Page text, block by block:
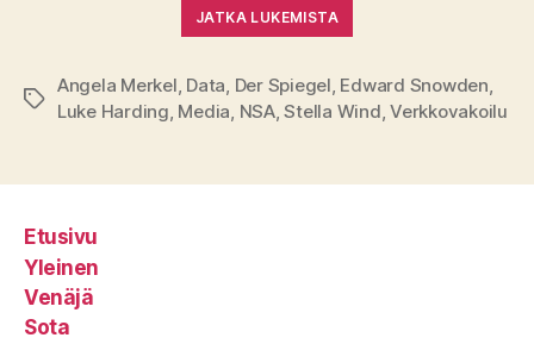
JATKA LUKEMISTA
Avainsanat
Angela Merkel, Data, Der Spiegel, Edward Snowden,
Luke Harding, Media, NSA,Stella Wind,Verkkovakoilu
Etusivu
Yleinen
Venäjä
Sota